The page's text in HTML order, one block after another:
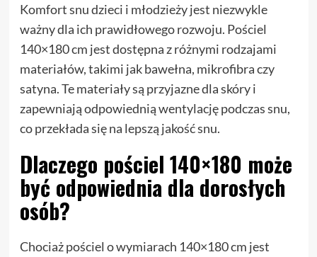
Komfort snu dzieci i młodzieży jest niezwykle
ważny dla ich prawidłowego rozwoju. Pościel
140×180 cm jest dostępna z różnymi rodzajami
materiałów, takimi jak bawełna, mikrofibra czy
satyna. Te materiały są przyjazne dla skóry i
zapewniają odpowiednią wentylację podczas snu,
co przekłada się na lepszą jakość snu.
Dlaczego pościel 140×180 może
być odpowiednia dla dorosłych
osób?
Chociaż pościel o wymiarach 140×180 cm jest